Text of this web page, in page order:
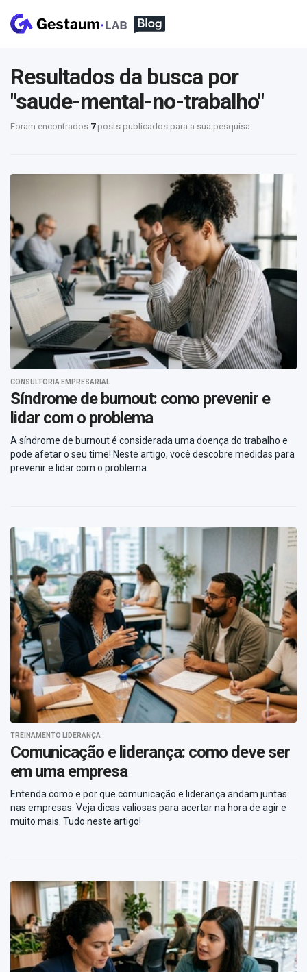
Resultados da busca por
"saude-mental-no-trabalho"
Foram encontrados 7posts publicados para a sua pesquisa
CONSULTORIA EMPRESARIAL
Síndrome de burnout: como prevenir e
lidar com o problema
A síndrome de burnout é considerada uma doença do trabalho e
pode afetar o seu time! Neste artigo, você descobre medidas para
prevenir e lidar com o problema.
TREINAMENTO LIDERANÇA
Comunicação e liderança: como deve ser
em uma empresa
Entenda como e por que comunicação e liderança andam juntas
nas empresas. Veja dicas valiosas para acertar na hora de agir e
muito mais. Tudo neste artigo!